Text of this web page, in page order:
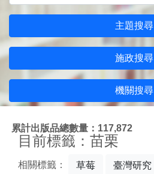
主題搜尋
施政搜尋
機關搜尋
累計出版品總數量：117,872
目前標籤：苗栗
相關標籤： 草莓 臺灣研究